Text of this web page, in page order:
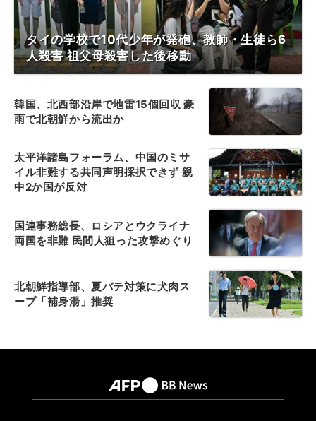
タイの学校で10代少年が発砲、教師・生徒ら6
人殺害 祖父母殺害した後移動
韓国、北西部沿岸で地雷15個回収 豪
雨で北朝鮮から流出か
太平洋諸島フォーラム、中国のミサ
イル非難する共同声明採択できず 親
中2か国が反対
国連事務総長、ロシアとウクライナ
両国を非難 民間人狙った攻撃めぐり
北朝鮮指導部、夏バテ対策に犬肉ス
ープ「補身湯」推奨